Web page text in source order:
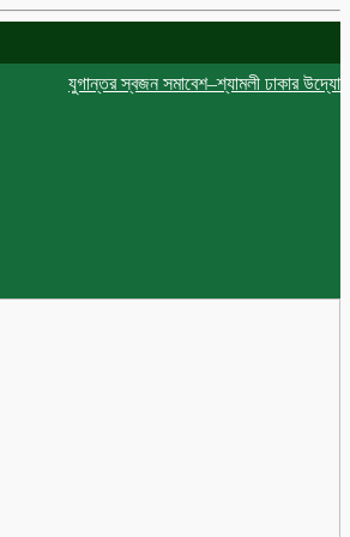
যুগান্তর স্বজন সমাবেশ–শ্যামলী ঢাকার উদ্যোগে